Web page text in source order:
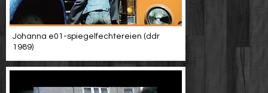
Johanna e01-spiegelfechtereien (ddr
1989)